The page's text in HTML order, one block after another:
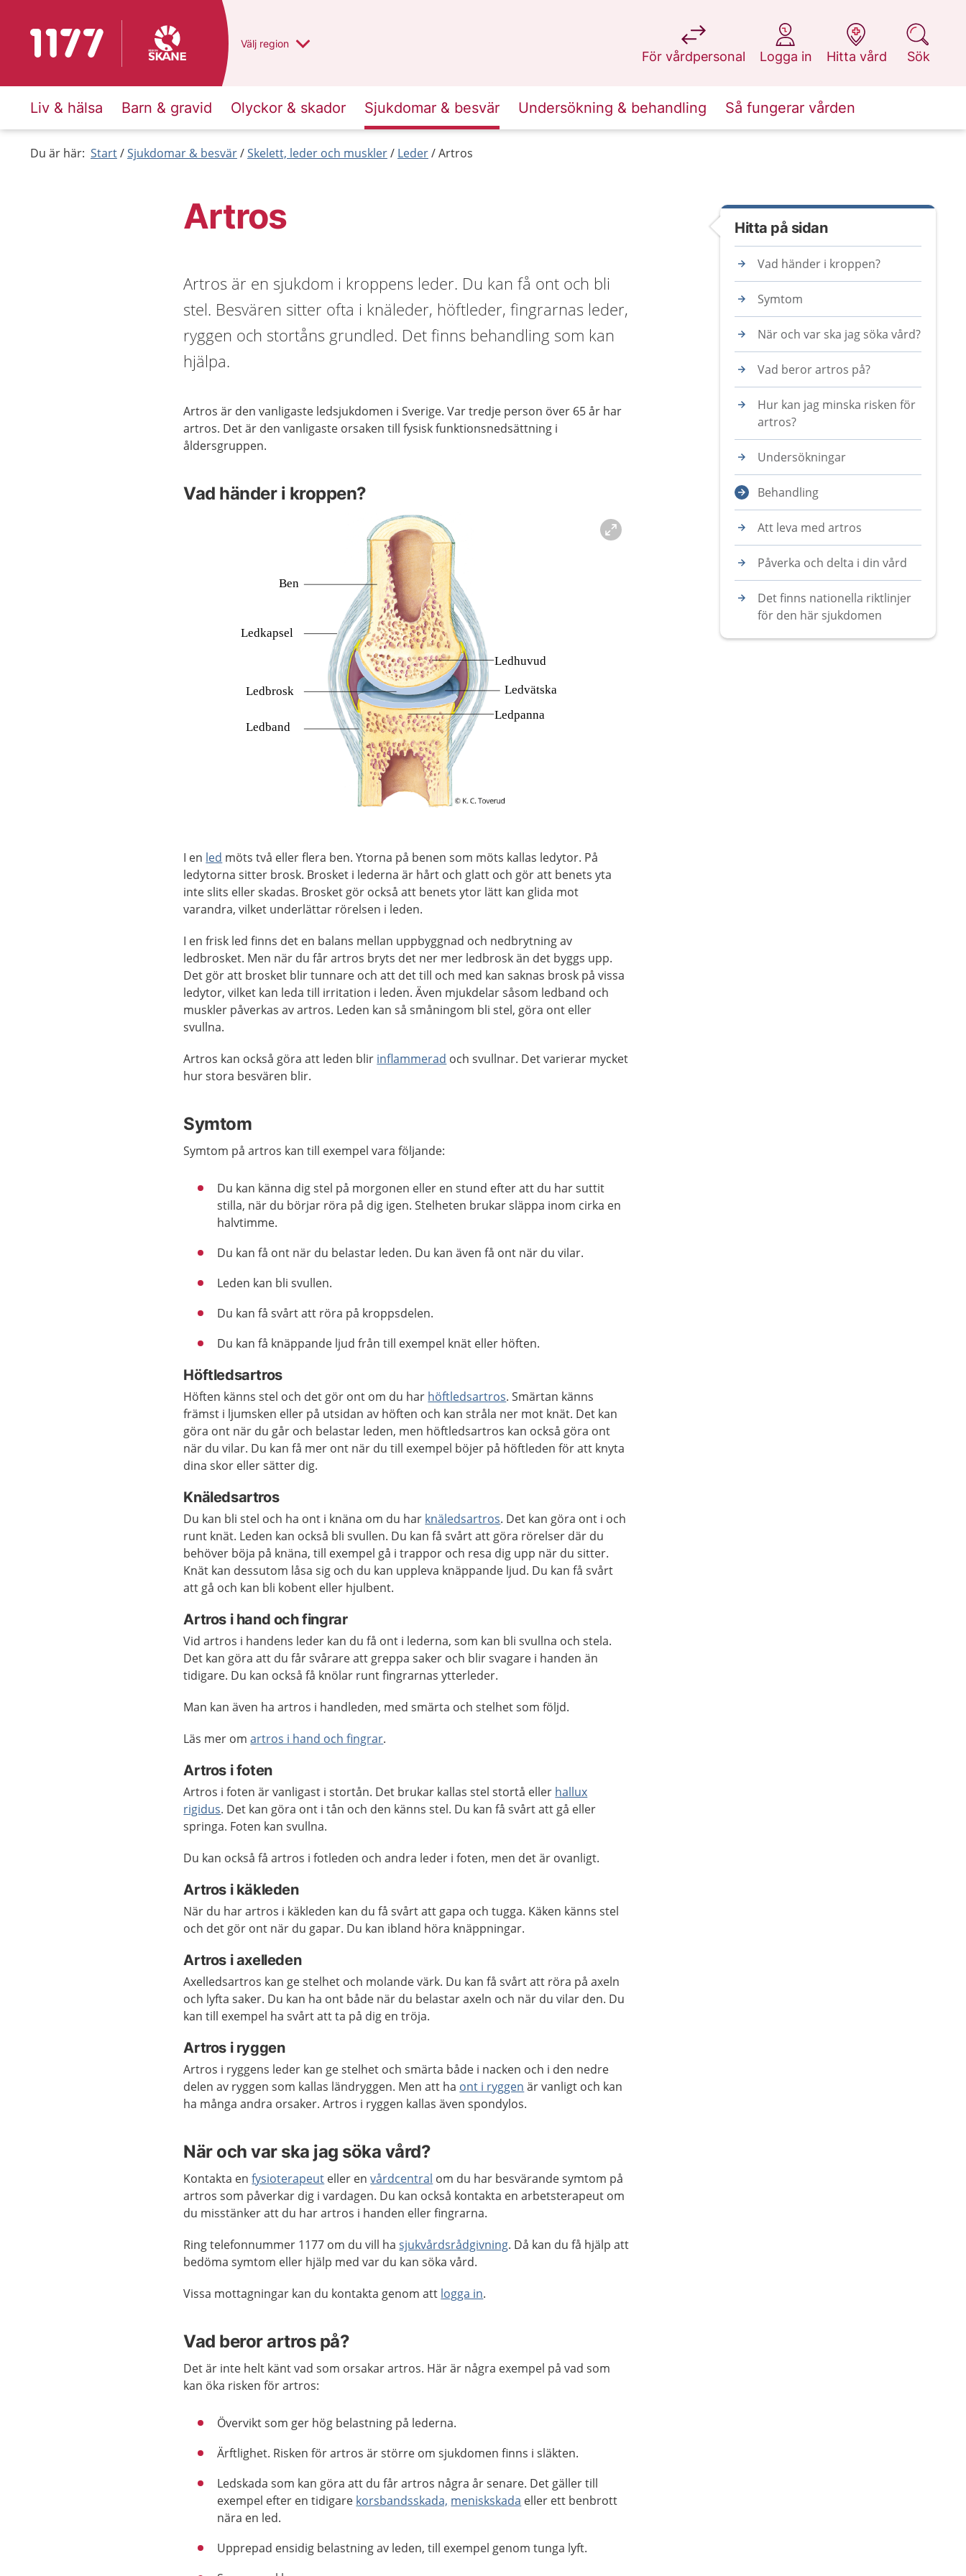
Till startsidan för 1177 Du har valt region
Välj en annan
region
För vårdpersonal
på 1177.se
Logga in
på 1177.se
Hitta vård
på 1177.se
Sök
på 1177.se
Liv & hälsa Barn & gravid Olyckor & skador Sjukdomar & besvär Undersökning & behandling Så fungerar vården
Du är här: Start Sjukdomar & besvär Skelett, leder och muskler Leder Artros
Artros
Artros är en sjukdom i kroppens leder. Du kan få ont och bli
stel. Besvären sitter ofta i knäleder, höftleder, fingrarnas leder,
ryggen och stortåns grundled. Det finns behandling som kan
hjälpa.
Artros är den vanligaste ledsjukdomen i Sverige. Var tredje person över 65 år har
artros. Det är den vanligaste orsaken till fysisk funktionsnedsättning i
åldersgruppen.
Vad händer i kroppen?
I en led möts två eller flera ben. Ytorna på benen som möts kallas ledytor. På
ledytorna sitter brosk. Brosket i lederna är hårt och glatt och gör att benets yta
inte slits eller skadas. Brosket gör också att benets ytor lätt kan glida mot
varandra, vilket underlättar rörelsen i leden.
I en frisk led finns det en balans mellan uppbyggnad och nedbrytning av
ledbrosket. Men när du får artros bryts det ner mer ledbrosk än det byggs upp.
Det gör att brosket blir tunnare och att det till och med kan saknas brosk på vissa
ledytor, vilket kan leda till irritation i leden. Även mjukdelar såsom ledband och
muskler påverkas av artros. Leden kan så småningom bli stel, göra ont eller
svullna.
Artros kan också göra att leden blir inflammerad och svullnar. Det varierar mycket
hur stora besvären blir.
Symtom
Symtom på artros kan till exempel vara följande:
Du kan känna dig stel på morgonen eller en stund efter att du har suttit
stilla, när du börjar röra på dig igen. Stelheten brukar släppa inom cirka en
halvtimme.
Du kan få ont när du belastar leden. Du kan även få ont när du vilar.
Leden kan bli svullen.
Du kan få svårt att röra på kroppsdelen.
Du kan få knäppande ljud från till exempel knät eller höften.
Höftledsartros
Höften känns stel och det gör ont om du har höftledsartros. Smärtan känns
främst i ljumsken eller på utsidan av höften och kan stråla ner mot knät. Det kan
göra ont när du går och belastar leden, men höftledsartros kan också göra ont
när du vilar. Du kan få mer ont när du till exempel böjer på höftleden för att knyta
dina skor eller sätter dig.
Knäledsartros
Du kan bli stel och ha ont i knäna om du har knäledsartros. Det kan göra ont i och
runt knät. Leden kan också bli svullen. Du kan få svårt att göra rörelser där du
behöver böja på knäna, till exempel gå i trappor och resa dig upp när du sitter.
Knät kan dessutom låsa sig och du kan uppleva knäppande ljud. Du kan få svårt
att gå och kan bli kobent eller hjulbent.
Artros i hand och fingrar
Vid artros i handens leder kan du få ont i lederna, som kan bli svullna och stela.
Det kan göra att du får svårare att greppa saker och blir svagare i handen än
tidigare. Du kan också få knölar runt fingrarnas ytterleder.
Man kan även ha artros i handleden, med smärta och stelhet som följd.
Läs mer omartros i hand och fingrar.
Artros i foten
Artros i foten är vanligast i stortån. Det brukar kallas stel stortå eller hallux
rigidus. Det kan göra ont i tån och den känns stel. Du kan få svårt att gå eller
springa. Foten kan svullna.
Du kan också få artros i fotleden och andra leder i foten, men det är ovanligt.
Artros i käkleden
När du har artros i käkleden kan du få svårt att gapa och tugga. Käken känns stel
och det gör ont när du gapar. Du kan ibland höra knäppningar.
Artros i axelleden
Axelledsartros kan ge stelhet och molande värk. Du kan få svårt att röra på axeln
och lyfta saker. Du kan ha ont både när du belastar axeln och när du vilar den. Du
kan till exempel ha svårt att ta på dig en tröja.
Artros i ryggen
Artros i ryggens leder kan ge stelhet och smärta både i nacken och i den nedre
delen av ryggen som kallas ländryggen. Men att ha ont i ryggen är vanligt och kan
ha många andra orsaker. Artros i ryggen kallas även spondylos.
När och var ska jag söka vård?
Kontakta enfysioterapeut eller envårdcentral om du har besvärande symtom på
artros som påverkar dig i vardagen. Du kan också kontakta en arbetsterapeut om
du misstänker att du har artros i handen eller fingrarna.
Ring telefonnummer 1177 om du vill hasjukvårdsrådgivning. Då kan du få hjälp att
bedöma symtom eller hjälp med var du kan söka vård.
Vissa mottagningar kan du kontakta genom att logga in.
Vad beror artros på?
Det är inte helt känt vad som orsakar artros. Här är några exempel på vad som
kan öka risken för artros:
Övervikt som ger hög belastning på lederna.
Ärftlighet. Risken för artros är större om sjukdomen finns i släkten.
Ledskada som kan göra att du får artros några år senare. Det gäller till
exempel efter en tidigare korsbandsskada, meniskskada eller ett benbrott
nära en led.
Upprepad ensidig belastning av leden, till exempel genom tunga lyft.
Hitta på sidan
Vad händer i kroppen?
Symtom
När och var ska jag söka vård?
Vad beror artros på?
Hur kan jag minska risken för
artros?
Undersökningar
Behandling
Att leva med artros
Påverka och delta i din vård
Det finns nationella riktlinjer
för den här sjukdomen